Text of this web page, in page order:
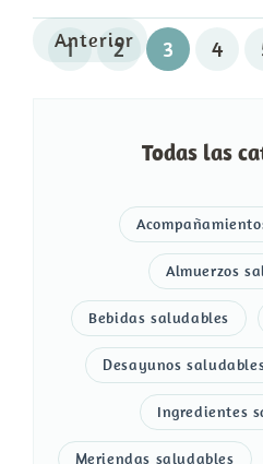
Anterior
1 2 3 4
Todas las
Almuerzos
Bebidas saludables
Desayunos
Ingredientes
Meriendas saludables